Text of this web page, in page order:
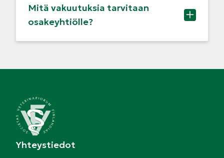
Mitä vakuutuksia tarvitaan
osakeyhtiölle?
Yhteystiedot